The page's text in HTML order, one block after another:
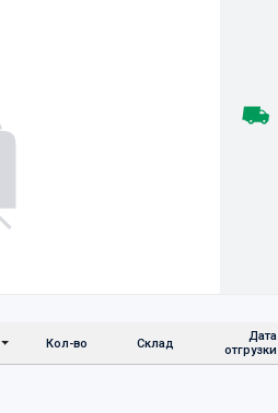
Кол-во Склад
Дата
отгрузки